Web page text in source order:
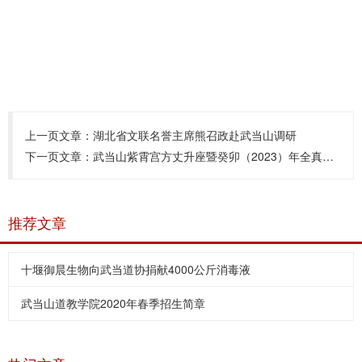
上一页文章： 湖北省文联名誉主席熊召政赴武当山调研
下一页文章： 武当山紫霄宫方丈升座暨癸卯（2023）年全真派道士传戒活动典礼举行
推荐文章
十堰御晨生物向武当道协捐献4000公斤消毒液
武当山道教学院2020年春季招生简章